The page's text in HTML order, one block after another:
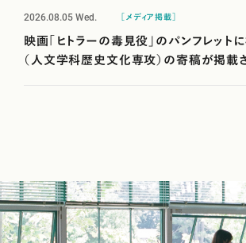
2026.08.05Wed. ［メディア掲載］
映画「ヒトラーの毒見役」のパンフレット
（人文学科歴史文化専攻）の寄稿が掲載